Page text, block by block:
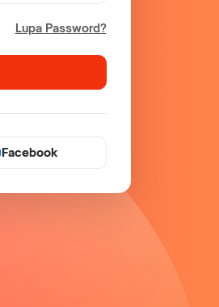
Lupa Password?
Facebook